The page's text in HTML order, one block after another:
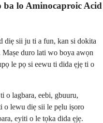
lo Aminocaproic Acid
diẹ sii ju ti a fun, kan si dokita
Maṣe duro lati wo boya awọn
le pọ si eewu ti dida ẹjẹ ti o
o lagbara, eebi, gbuuru,
o lewu diẹ sii le pẹlu iṣoro
eyiti o le tọka dida ẹjẹ.